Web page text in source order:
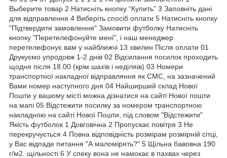
Выберите товар 2 Натисніть кнопку “Купить” 3 Заповніть дані
для відправлення 4 Виберіть спосіб оплати 5 Натисніть кнопку
"Підтвердити замовлення" Замовити футболку Натисніть
кнопку "Перетелефонуйте мені", і наш менеджер
перетелефонує вам у найближчі 13 хвилин Після оплати 01
Друкуємо упродовж 1-2 днів 02 Відсилання посилок проходить
щодня після 18.00 (крім шахів і неділяів) 03 Номери
транспортної накладної відправляння як СМС, на зазначений
Вами номер наступного дня 04 Найширший склад Нової
Пошти у вашому місті можна дізнатися на сайті Нової пошти
на мапі 05 Відстежити посилку за номером транспортною
накладною на сайті Нової Пошти, під словом "Відстежити"
Якість футболок 1 Довговічна 2 Пропускає повітря 3 Не
перекручується 4 Повна відповідність розмірам розмірній сітці,
у Вас відпаде питання "А маломірять?" 5 Щільна бавовна 190
г/м2. щільності 6 У спеку вона не намокає в пахвах через